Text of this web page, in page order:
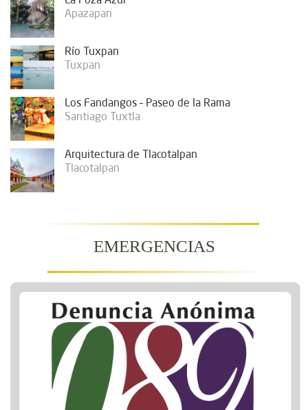
Apazapan
Río Tuxpan
Tuxpan
Los Fandangos – Paseo de la Rama
Santiago Tuxtla
Arquitectura de Tlacotalpan
Tlacotalpan
EMERGENCIAS